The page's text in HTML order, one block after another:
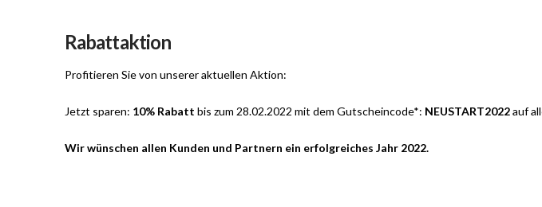
Rabattaktion
Profitieren Sie von unserer aktuellen Aktion:
Jetzt sparen: 10% Rabatt bis zum 28.02.2022 mit dem Gutscheincode*: NEUSTART2022auf
Wir wünschen allen Kunden und Partnern ein erfolgreiches Jahr 2022.